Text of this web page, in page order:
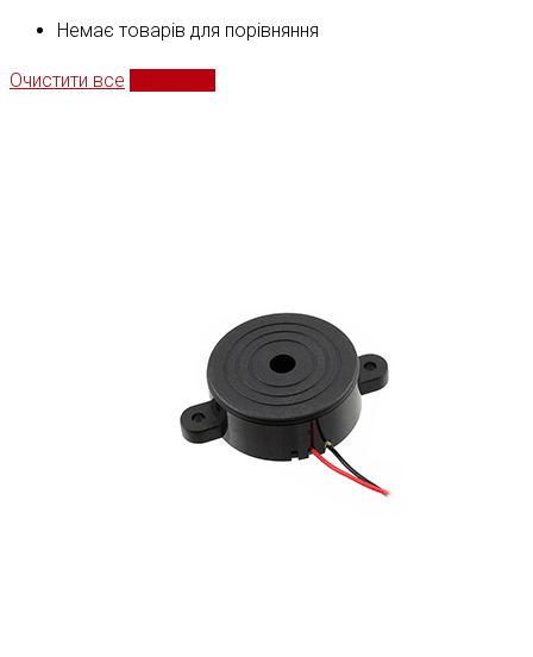
Немає товарів для порівняння
Очистити все